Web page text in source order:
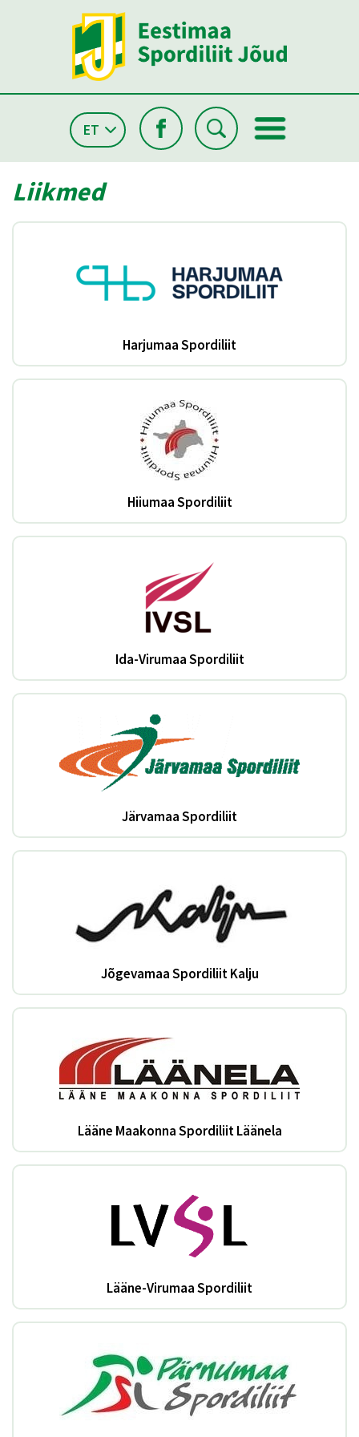
ET
Liikmed
Harjumaa Spordiliit
Hiiumaa Spordiliit
Ida-Virumaa Spordiliit
Järvamaa Spordiliit
Jõgevamaa Spordiliit Kalju
Lääne Maakonna Spordiliit Läänela
Lääne-Virumaa Spordiliit